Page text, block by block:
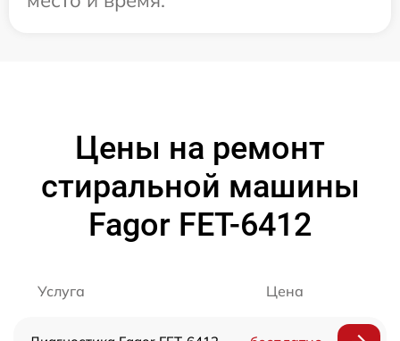
Цены на ремонт
стиральной машины
Fagor FET-6412
Услуга Цена